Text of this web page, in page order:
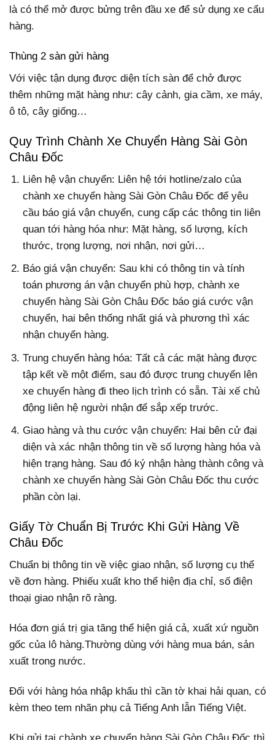
là có thể mở được bửng trên đầu xe để sử dụng xe cẩu
hàng.
Thùng 2 sàn gửi hàng
Với việc tận dụng được diện tích sàn để chở được
thêm những mặt hàng như: cây cảnh, gia cầm, xe máy,
ô tô, cây giống…
Quy Trình Chành Xe Chuyển Hàng Sài Gòn
Châu Đốc
Liên hệ vận chuyển: Liên hệ tới hotline/zalo của
chành xe chuyển hàng Sài Gòn Châu Đốc để yêu
cầu báo giá vận chuyển, cung cấp các thông tin liên
quan tới hàng hóa như: Mặt hàng, số lượng, kích
thước, trọng lượng, nơi nhận, nơi gửi…
Báo giá vận chuyển: Sau khi có thông tin và tính
toán phương án vận chuyển phù hợp, chành xe
chuyển hàng Sài Gòn Châu Đốc báo giá cước vận
chuyển, hai bên thống nhất giá và phương thì xác
nhận chuyển hàng.
Trung chuyển hàng hóa: Tất cả các mặt hàng được
tập kết về một điểm, sau đó được trung chuyển lên
xe chuyển hàng đi theo lịch trình có sẵn. Tài xế chủ
động liên hệ người nhận để sắp xếp trước.
Giao hàng và thu cước vận chuyển: Hai bên cử đại
diện và xác nhận thông tin về số lượng hàng hóa và
hiện trạng hàng. Sau đó ký nhận hàng thành công và
chành xe chuyển hàng Sài Gòn Châu Đốc thu cước
phần còn lại.
Giấy Tờ Chuẩn Bị Trước Khi Gửi Hàng Về
Châu Đốc
Chuẩn bị thông tin về việc giao nhận, số lượng cụ thể
về đơn hàng. Phiếu xuất kho thể hiện địa chỉ, số điện
thoại giao nhận rõ ràng.
Hóa đơn giá trị gia tăng thể hiện giá cả, xuất xứ nguồn
gốc của lô hàng.Thường dùng với hàng mua bán, sản
xuất trong nước.
Đối với hàng hóa nhập khẩu thì cần tờ khai hải quan, có
kèm theo tem nhãn phụ cả Tiếng Anh lẫn Tiếng Việt.